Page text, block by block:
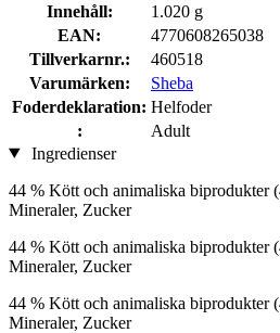
Innehåll:
1.020 g
EAN:
4770608265038
Tillverkarnr.:
460518
Varumärken:
Sheba
Foderdeklaration: Helfoder
:
Adult
Ingredienser
44 % Kött och animaliska biprodukter
Mineraler, Zucker
44 % Kött och animaliska biprodukter
Mineraler, Zucker
44 % Kött och animaliska biprodukter
Mineraler, Zucker